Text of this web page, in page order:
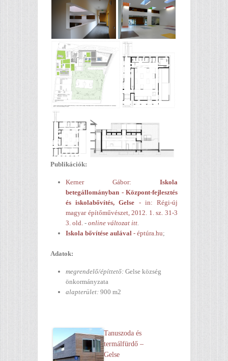
Publikációk:
Kerner Gábor: Iskola
betegállományban - Központ-fejlesztés
és iskolabővítés, Gelse - in: Régi-új
magyar építőművészet, 2012. 1. sz. 31-3
3. old. - online változat itt.
Iskola bővítése aulával - éptúra.hu;
Adatok:
megrendelő/építtető: Gelse község
önkormányzata
alapterület: 900 m2
Tanuszoda és
termálfürdő –
Gelse